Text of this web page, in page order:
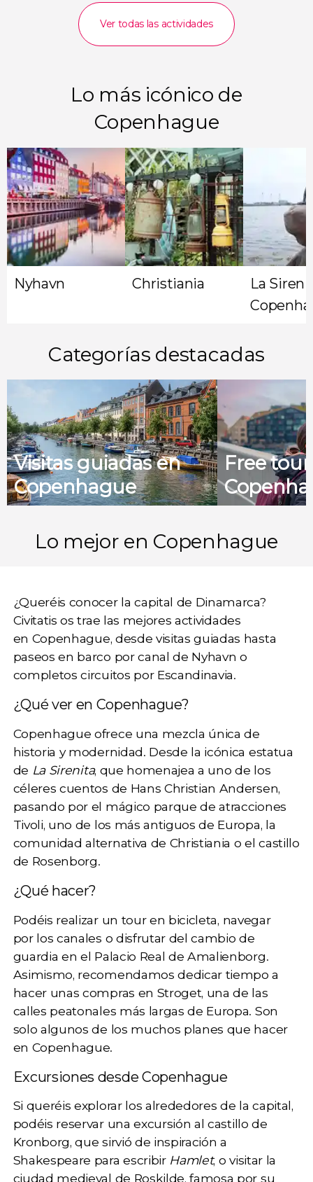
Ver todas las actividades
Lo más icónico de
Copenhague
Nyhavn Christiania
La
Categorías destacadas
Visitas guiadas en
Copenhague
Free
Lo mejor en Copenhague
¿Queréis conocer la capital de Dinamarca?
Civitatis os trae las mejores actividades
en Copenhague, desde visitas guiadas hasta
paseos en barco por canal de Nyhavn o
completos circuitos por Escandinavia.
¿Qué ver en Copenhague?
Copenhague ofrece una mezcla única de
historia y modernidad. Desde la icónica estatua
de La Sirenita, que homenajea a uno de los
céleres cuentos de Hans Christian Andersen,
pasando por el mágico parque de atracciones
Tivoli, uno de los más antiguos de Europa, la
comunidad alternativa de Christiania o el castillo
de Rosenborg.
¿Qué hacer?
Podéis realizar un tour en bicicleta, navegar
por los canales o disfrutar delcambio de
guardia en el Palacio Real de Amalienborg.
Asimismo, recomendamos dedicar tiempo a
hacer unas compras en Stroget, una de las
calles peatonales más largas de Europa. Son
solo algunos de los muchos planes que hacer
en Copenhague.
Excursiones desde Copenhague
Si queréis explorar los alrededores de la capital,
podéis reservar una excursión alcastillo de
Kronborg, que sirvió de inspiración a
Shakespeare para escribir Hamlet, o visitar la
ciudad medieval de Roskilde, famosa por su